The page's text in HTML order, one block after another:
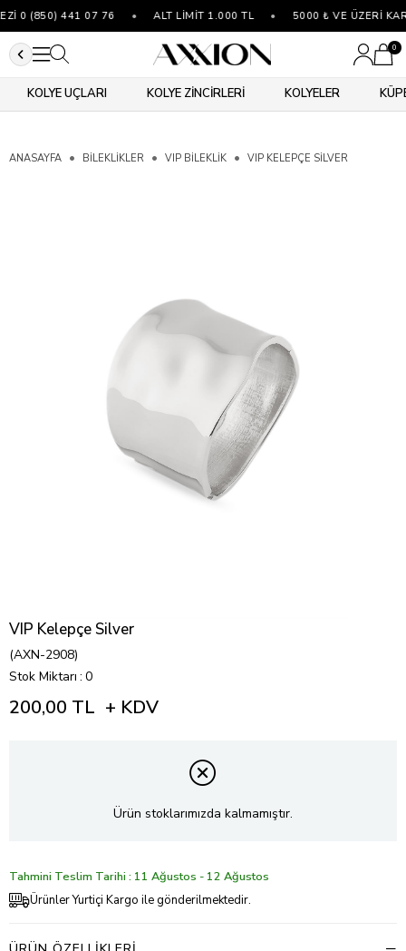
0 (850) 441 07 76 ALT LİMİT 1.000 TL 5000 ₺ VE ÜZERİ
0
KOLYE UÇLARI KOLYE ZİNCİRLERİ KOLYELER
ANASAYFA BİLEKLİKLER VIP BILEKLIK VIP KELEPÇE SILVER
VIP Kelepçe Silver
(AXN-2908)
Stok Miktarı : 0
200,00 TL + KDV
Ürün stoklarımızda kalmamıştır.
Tahmini Teslim Tarihi : 11 Ağustos - 12 Ağustos
Ürünler Yurtiçi Kargo ile gönderilmektedir.